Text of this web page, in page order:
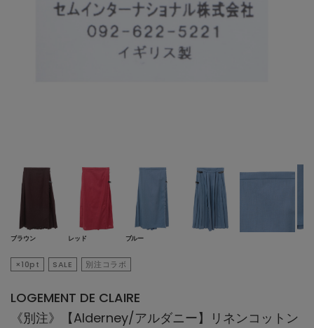
ブラウン レッド ブルー
×10pt SALE 別注コラボ
LOGEMENT DE CLAIRE
《別注》【Alderney/アルダニー】リネンコットン